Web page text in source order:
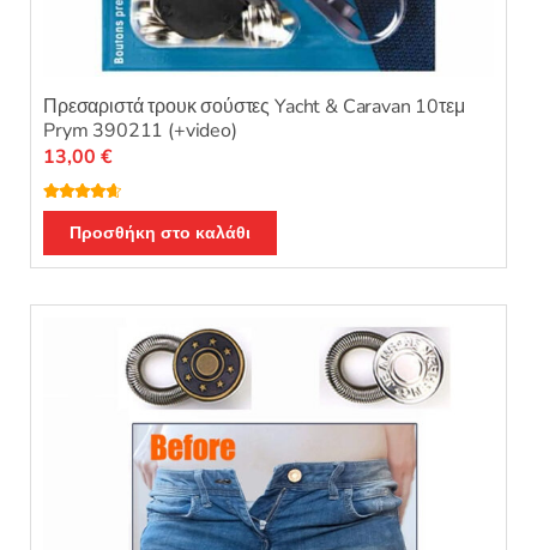
Πρεσαριστά τρουκ σούστες Yacht & Caravan 10τεμ
Prym 390211 (+video)
Βαθμολογ
ήθηκε με
4.50από 5
13,00 €
Προσθήκη στο καλάθι